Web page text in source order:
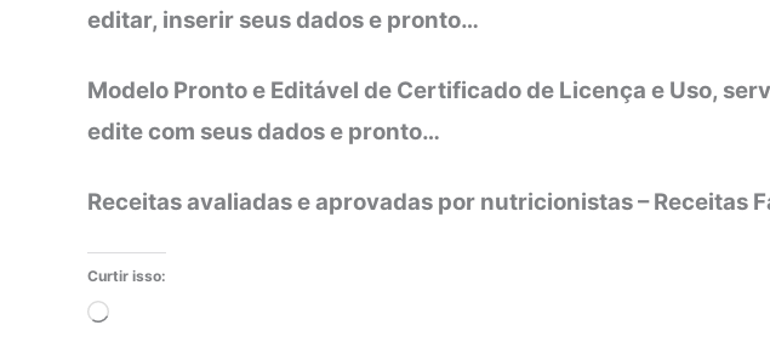
editar, inserir seus dados e pronto…
Modelo Pronto e Editável de Certificado de Licença e Uso,
edite com seus dados e pronto…
Receitas avaliadas e aprovadas por nutricionistas – Receitas
Curtir isso:
Carregando...